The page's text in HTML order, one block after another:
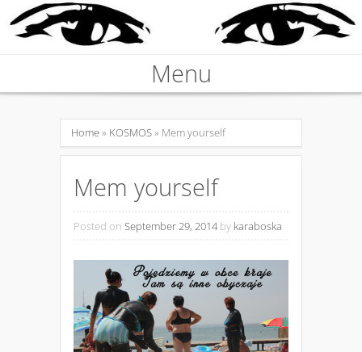
KARABOSKA
Menu
Home» KOSMOS» Mem yourself
Mem yourself
Posted on September 29, 2014 by karaboska